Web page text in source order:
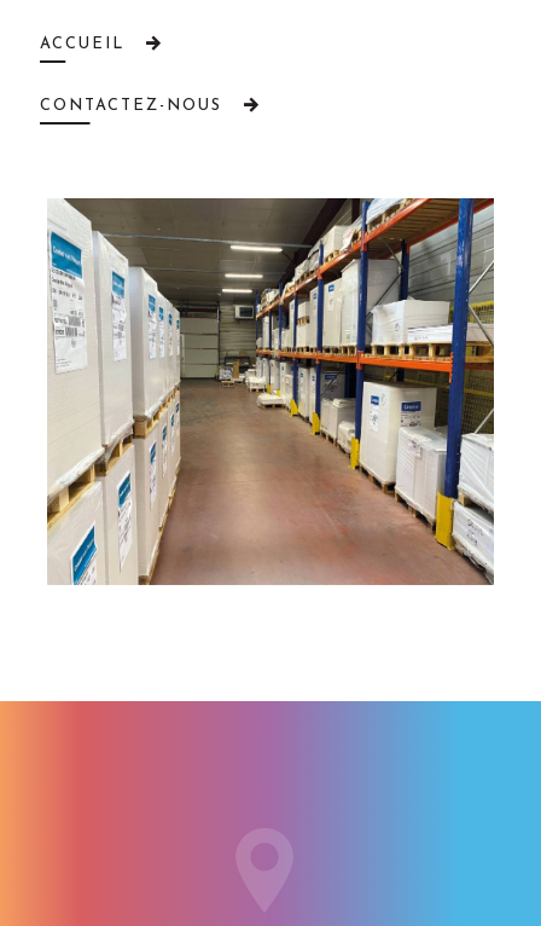
ACCUEIL
CONTACTEZ-NOUS